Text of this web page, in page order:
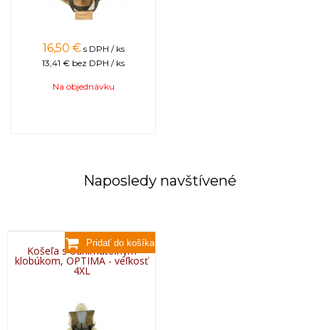
16,50 € s DPH / ks
13,41 € bez DPH / ks
Na objednávku
Naposledy navštívené
Košeľa s odnímateľným
klobúkom, OPTIMA - veľkosť
4XL